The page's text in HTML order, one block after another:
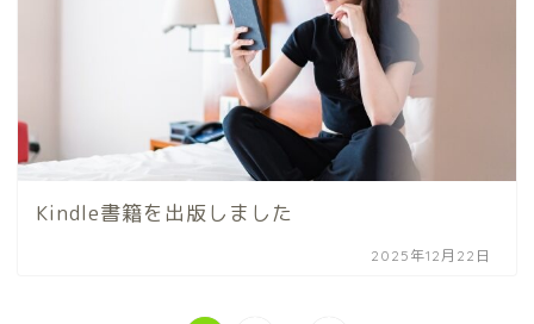
Kindle書籍を出版しました
2025年12月22日